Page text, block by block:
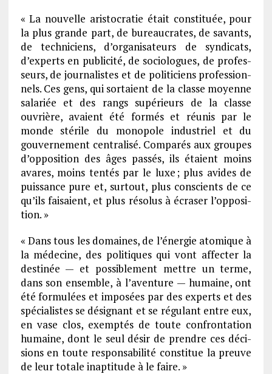
« La nouvelle aris­to­cra­tie était consti­tuée, pour
la plus grande part, de bureau­crates, de savants,
de tech­ni­ciens, d’or­ga­ni­sa­teurs de syndi­cats,
d’ex­perts en publi­cité, de socio­logues, de profes­
seurs, de jour­na­listes et de poli­ti­ciens profes­sion­
nels. Ces gens, qui sortaient de la classe moyenne
sala­riée et des rangs supé­rieurs de la classe
ouvrière, avaient été formés et réunis par le
monde stérile du mono­pole indus­triel et du
gouver­ne­ment centra­lisé. Compa­rés aux groupes
d’op­po­si­tion des âges passés, ils étaient moins
avares, moins tentés par le luxe ; plus avides de
puis­sance pure et, surtout, plus conscients de ce
qu’ils faisaient, et plus réso­lus à écra­ser l’op­po­si­
tion. »
« Dans tous les domaines, de l’éner­gie atomique à
la méde­cine, des poli­tiques qui vont affec­ter la
desti­née — et possi­ble­ment mettre un terme,
dans son ensemble, à l’aven­ture — humaine, ont
été formu­lées et impo­sées par des experts et des
spécia­listes se dési­gnant et se régu­lant entre eux,
en vase clos, exemp­tés de toute confron­ta­tion
humaine, dont le seul désir de prendre ces déci­
sions en toute respon­sa­bi­lité consti­tue la preuve
de leur totale inap­ti­tude à le faire. »